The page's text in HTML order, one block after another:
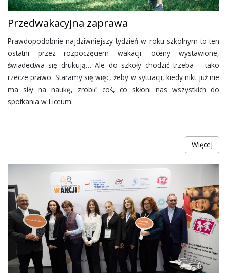
Przedwakacyjna zaprawa
Prawdopodobnie najdziwniejszy tydzień w roku szkolnym to ten
ostatni przez rozpoczęciem wakacji: oceny wystawione,
świadectwa się drukują… Ale do szkoły chodzić trzeba – tako
rzecze prawo. Staramy się więc, żeby w sytuacji, kiedy nikt już nie
ma siły na naukę, zrobić coś, co skłoni nas wszystkich do
spotkania w Liceum.
Więcej